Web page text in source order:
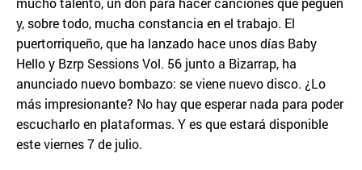
y, sobre todo, mucha constancia en el trabajo. El
puertorriqueño, que ha lanzado hace unos días Baby
Hello y Bzrp Sessions Vol. 56 junto a Bizarrap, ha
anunciado nuevo bombazo: se viene nuevo disco. ¿Lo
más impresionante? No hay que esperar nada para poder
escucharlo en plataformas. Y es que estará disponible
este viernes 7 de julio.